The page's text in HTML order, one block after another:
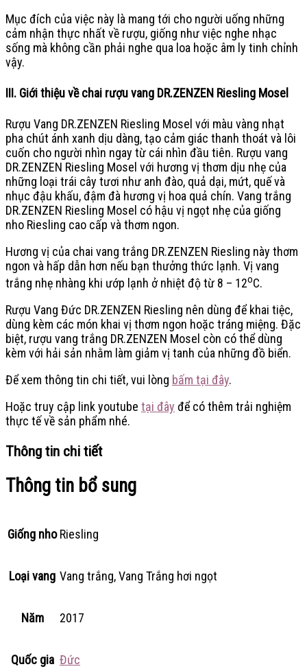
Mục đích của việc này là mang tới cho người uống những
cảm nhận thực nhất về rượu, giống như việc nghe nhạc
sống mà không cần phải nghe qua loa hoặc âm ly tinh chỉnh
vậy.
III. Giới thiệu về chai rượu vang DR.ZENZEN Riesling Mosel
Rượu Vang DR.ZENZEN Riesling Mosel với màu vàng nhạt
pha chút ánh xanh dịu dàng, tạo cảm giác thanh thoát và lôi
cuốn cho người nhìn ngay từ cái nhìn đầu tiên. Rượu vang
DR.ZENZEN Riesling Mosel với hương vị thơm dịu nhẹ của
những loại trái cây tươi như anh đào, quả dại, mứt, quế và
nhục đậu khấu, đậm đà hương vị hoa quả chín. Vang trắng
DR.ZENZEN Riesling Mosel có hậu vị ngọt nhẹ của giống
nho Riesling cao cấp và thơm ngon.
Hương vị của chai vang trắng DR.ZENZEN Riesling này thơm
ngon và hấp dẫn hơn nếu bạn thưởng thức lạnh. Vị vang
trắng nhẹ nhàng khi ướp lạnh ở nhiệt độ từ 8 – 12oC.
Rượu Vang Đức DR.ZENZEN Riesling nên dùng để khai tiệc,
dùng kèm các món khai vị thơm ngon hoặc tráng miệng. Đặc
biệt, rượu vang trắng DR.ZENZEN Mosel còn có thể dùng
kèm với hải sản nhằm làm giảm vị tanh của những đồ biển.
Để xem thông tin chi tiết, vui lòng bấm tại đây.
Hoặc truy cập link youtube tại đây để có thêm trải nghiệm
thực tế về sản phẩm nhé.
Thông tin chi tiết
Thông tin bổ sung
Giống nho Riesling
Loại vang Vang trắng, Vang Trắng hơi ngọt
Năm 2017
Quốc gia Đức